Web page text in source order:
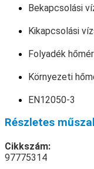
Bekapcsolási
Kikapcsolási
Folyadék
Környezeti
EN12050-3
Részletes
Cikkszám:
97775314